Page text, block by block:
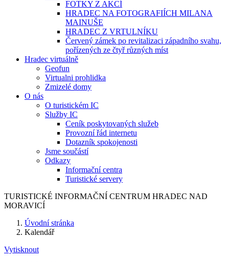
FOTKY Z AKCÍ
HRADEC NA FOTOGRAFIÍCH MILANA
MAINUŠE
HRADEC Z VRTULNÍKU
Červený zámek po revitalizaci západního svahu,
pořízených ze čtyř různých míst
Hradec virtuálně
Geofun
Virtualni prohlidka
Zmizelé domy
O nás
O turistickém IC
Služby IC
Ceník poskytovaných služeb
Provozní řád internetu
Dotazník spokojenosti
Jsme součástí
Odkazy
Informační centra
Turistické servery
TURISTICKÉ INFORMAČNÍ CENTRUM HRADEC NAD
MORAVICÍ
Úvodní stránka
Kalendář
Vytisknout